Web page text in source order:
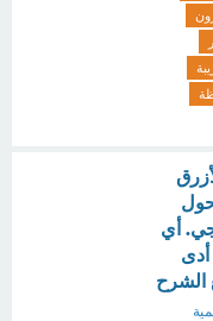
أي
الشرح